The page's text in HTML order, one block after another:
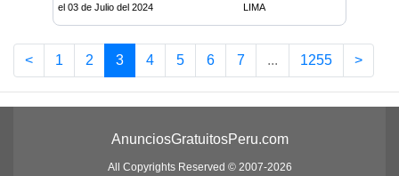
el 03 de Julio del 2024 LIMA
< 1 2 3 4 5 6 7 ... 1255 >
AnunciosGratuitosPeru.com
All Copyrights Reserved © 2007-2026